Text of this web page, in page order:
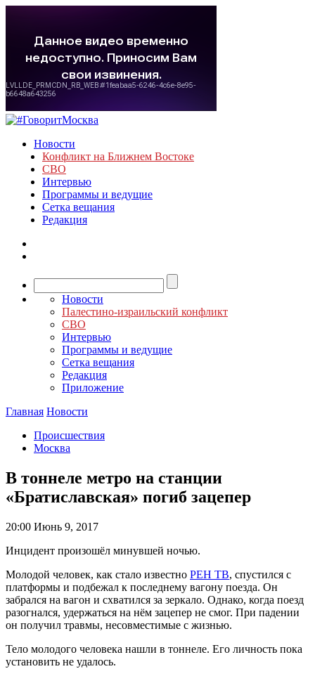
Новости
Конфликт на Ближнем Востоке
СВО
Интервью
Программы и ведущие
Сетка вещания
Редакция
Новости
Палестино-израильский конфликт
СВО
Интервью
Программы и ведущие
Сетка вещания
Редакция
Приложение
Главная Новости
Происшествия
Москва
В тоннеле метро на станции
«Братиславская» погиб зацепер
20:00 Июнь 9, 2017
Инцидент произошёл минувшей ночью.
Молодой человек, как стало известно РЕН ТВ, спустился с
платформы и подбежал к последнему вагону поезда. Он
забрался на вагон и схватился за зеркало. Однако, когда поезд
разогнался, удержаться на нём зацепер не смог. При падении
он получил травмы, несовместимые с жизнью.
Тело молодого человека нашли в тоннеле. Его личность пока
установить не удалось.